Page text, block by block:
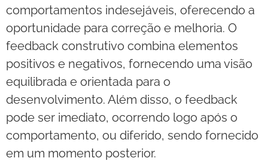
comportamentos indesejáveis, oferecendo a
oportunidade para correção e melhoria. O
feedback construtivo combina elementos
positivos e negativos, fornecendo uma visão
equilibrada e orientada para o
desenvolvimento. Além disso, o feedback
pode ser imediato, ocorrendo logo após o
comportamento, ou diferido, sendo fornecido
em um momento posterior.